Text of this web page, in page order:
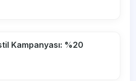
Kampanyası: %20